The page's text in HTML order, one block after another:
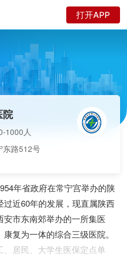
打开APP
院
1000人
东路512号
年省政府在常宁宫举办的陕
近60年的发展，现直属陕西
市东南郊举办的一所集医
复为一体的综合三级医院。
居民、大学生医保定点单